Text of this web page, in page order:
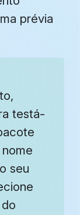
prévia
testá-
seu